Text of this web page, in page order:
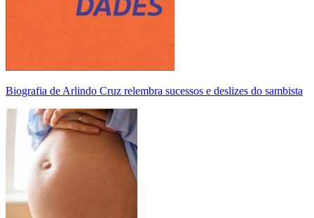
Biografia de Arlindo Cruz relembra sucessos e deslizes do sambista